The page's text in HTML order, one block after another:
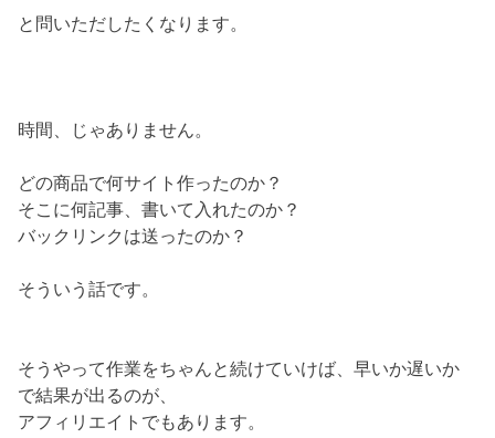
と問いただしたくなります。
時間、じゃありません。
どの商品で何サイト作ったのか？
そこに何記事、書いて入れたのか？
バックリンクは送ったのか？
そういう話です。
そうやって作業をちゃんと続けていけば、早いか遅いか
で結果が出るのが、
アフィリエイトでもあります。